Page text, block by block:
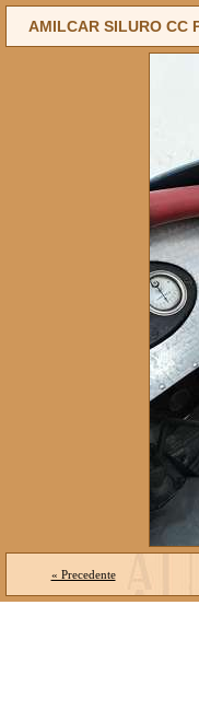
AMILCAR SILURO CC
« Precedente